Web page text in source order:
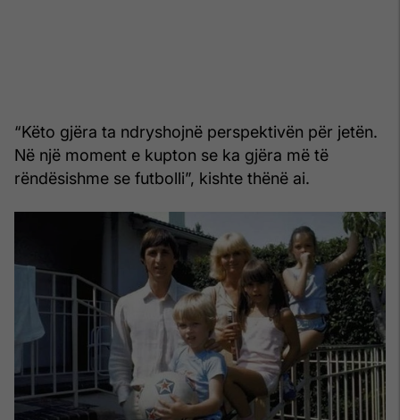
“Këto gjëra ta ndryshojnë perspektivën për jetën.
Në një moment e kupton se ka gjëra më të
rëndësishme se futbolli”, kishte thënë ai.